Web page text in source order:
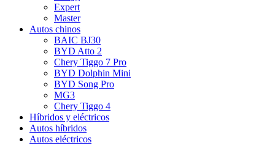
Expert
Master
Autos chinos
BAIC BJ30
BYD Atto 2
Chery Tiggo 7 Pro
BYD Dolphin Mini
BYD Song Pro
MG3
Chery Tiggo 4
Híbridos y eléctricos
Autos híbridos
Autos eléctricos